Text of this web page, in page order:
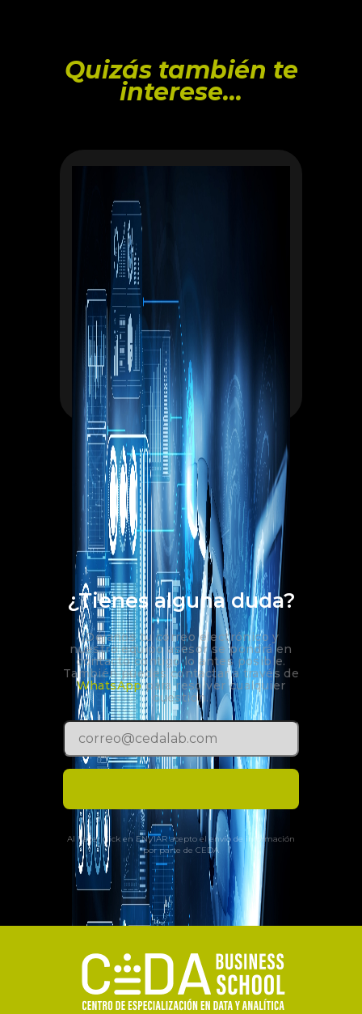
Quizás también te
interese...
¿Tienes alguna duda?
¡Déjanos tu correo electrónico y
nuestro equipo asesor se pondrá en
contacto contigo lo antes posible.
También puedes contactar a través de
WhatsApppara resolver cualquier
cuestión.
Al hacer click en ENVIAR acepto el envío de información
por parte de CEDA